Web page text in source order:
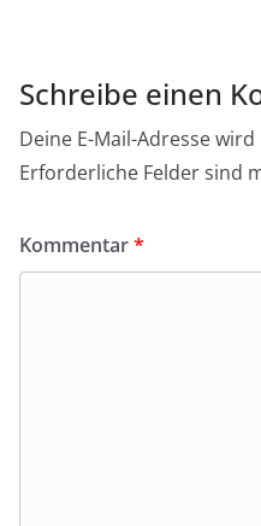
Schreibe einen
Deine E-Mail-Adresse
Erforderliche Felder sind
Kommentar*